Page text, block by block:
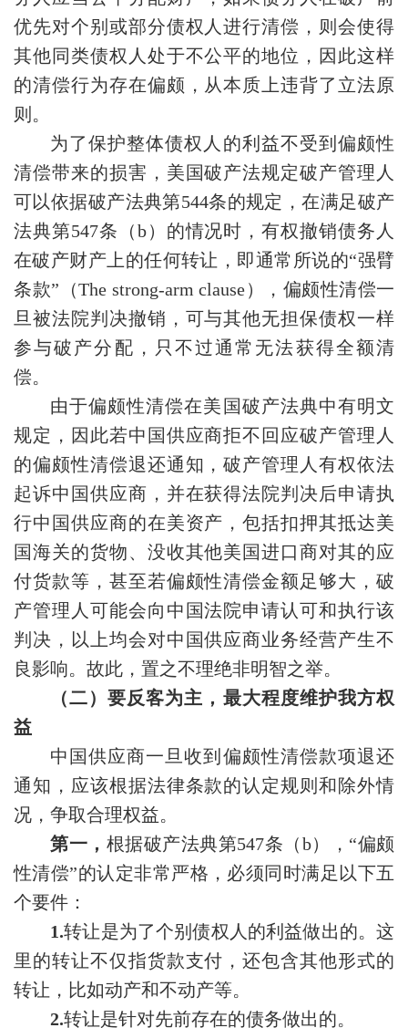
优先对个别或部分债权人进行清偿，则会使得
其他同类债权人处于不公平的地位，因此这样
的清偿行为存在偏颇，从本质上违背了立法原
则。
为了保护整体债权人的利益不受到偏颇性
清偿带来的损害，美国破产法规定破产管理人
可以依据破产法典第544条的规定，在满足破产
法典第547条（b）的情况时，有权撤销债务人
在破产财产上的任何转让，即通常所说的“强臂
条款”（The strong-arm clause），偏颇性清偿一
旦被法院判决撤销，可与其他无担保债权一样
参与破产分配，只不过通常无法获得全额清
偿。
由于偏颇性清偿在美国破产法典中有明文
规定，因此若中国供应商拒不回应破产管理人
的偏颇性清偿退还通知，破产管理人有权依法
起诉中国供应商，并在获得法院判决后申请执
行中国供应商的在美资产，包括扣押其抵达美
国海关的货物、没收其他美国进口商对其的应
付货款等，甚至若偏颇性清偿金额足够大，破
产管理人可能会向中国法院申请认可和执行该
判决，以上均会对中国供应商业务经营产生不
良影响。故此，置之不理绝非明智之举。
（二）要反客为主，最大程度维护我方权
益
中国供应商一旦收到偏颇性清偿款项退还
通知，应该根据法律条款的认定规则和除外情
况，争取合理权益。
第一， 根据破产法典第547条（b），“偏颇
性清偿”的认定非常严格，必须同时满足以下五
个要件：
1.转让是为了个别债权人的利益做出的。这
里的转让不仅指货款支付，还包含其他形式的
转让，比如动产和不动产等。
2.转让是针对先前存在的债务做出的。